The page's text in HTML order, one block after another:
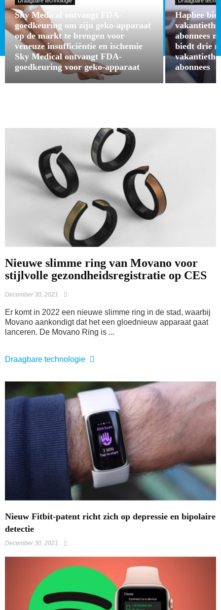
Sky Medical ontvangt FDA-
goedkeuring om zijn geko-apparaat
op de markt te brengen voor
veneuze insufficiëntie en ischemie
Sky Medical ontvangt FDA-
goedkeuring voor geko-apparaat
Hapbee
abonnees
biedt drie
abonnees
Nieuwe slimme ring van Movano voor
stijlvolle gezondheidsregistratie op CES
December 30, 2021
Er komt in 2022 een nieuwe slimme ring in de stad, waarbij
Movano aankondigt dat het een gloednieuw apparaat gaat
lanceren. De Movano Ring is ...
Draagbare technologie
​Nieuw Fitbit-patent richt zich op depressie en bipolaire
detectie
December 30, 2021